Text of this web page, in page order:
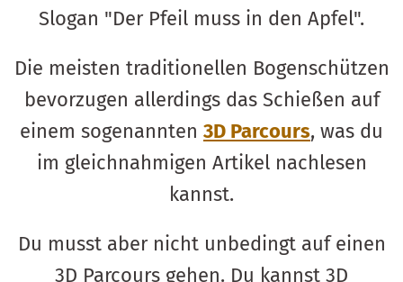
Slogan "Der Pfeil muss in den Apfel".
Die meisten traditionellen Bogenschützen
bevorzugen allerdings das Schießen auf
einem sogenannten 3D Parcours, was du
im gleichnahmigen Artikel nachlesen
kannst.
Du musst aber nicht unbedingt auf einen
3D Parcours gehen. Du kannst 3D